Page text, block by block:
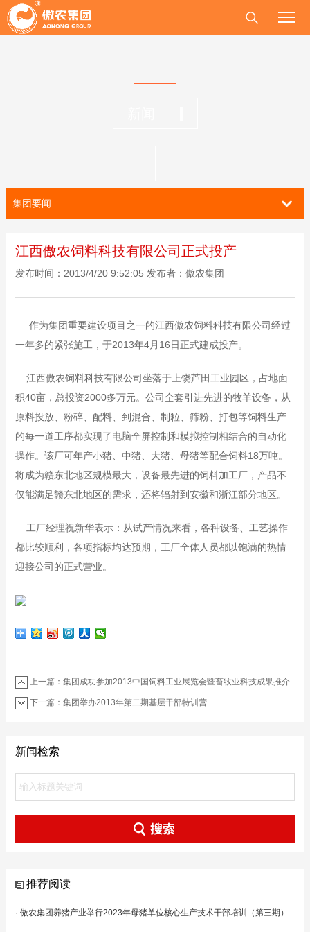
集团要闻
江西傲农饲料科技有限公司正式投产
发布时间：2013/4/20 9:52:05 发布者：傲农集团
作为集团重要建设项目之一的江西傲农饲料科技有限公司经过
一年多的紧张施工，于2013年4月16日正式建成投产。
江西傲农饲料科技有限公司坐落于上饶芦田工业园区，占地面
积40亩，总投资2000多万元。公司全套引进先进的牧羊设备，从
原料投放、粉碎、配料、到混合、制粒、筛粉、打包等饲料生产
的每一道工序都实现了电脑全屏控制和模拟控制相结合的自动化
操作。该厂可年产小猪、中猪、大猪、母猪等配合饲料18万吨。
将成为赣东北地区规模最大，设备最先进的饲料加工厂，产品不
仅能满足赣东北地区的需求，还将辐射到安徽和浙江部分地区。
工厂经理祝新华表示：从试产情况来看，各种设备、工艺操作
都比较顺利，各项指标均达预期，工厂全体人员都以饱满的热情
迎接公司的正式营业。
上一篇：集团成功参加2013中国饲料工业展览会暨畜牧业科技成果推介
会 下一篇：集团举办2013年第二期基层干部特训营
新闻检索
推荐阅读
· 傲农集团养猪产业举行2023年母猪单位核心生产技术干部培训（第三期）